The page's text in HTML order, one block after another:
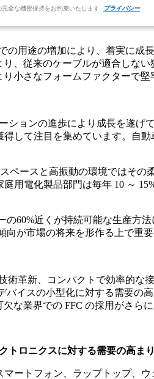
全な機密保持をお約束いたします. プライバシー
用途の増加により、着実に成
、従来のケーブルが適合しな
小さなフォームファクターで堅
ョンの進歩により成長を遂げ
して注目を集めています。自
ースと高振動の環境ではそ
用電化製品部門は毎年 10 ～
60%近くが持続可能な生産方
が市場の将来を形作る上で重
革新、コンパクトで効率的
イスの小型化に対する需要の
な業界での FFC の採用がさらに
トロニクスに対する需要の高ま
ートフォン、ラップトップ、